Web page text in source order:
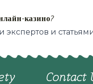
казино?
и статьями
Contact